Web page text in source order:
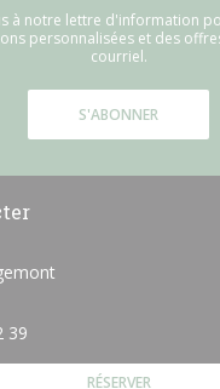
à notre lettre d'information
personnalisées et des
courriel.
S'ABONNER
39
RÉSERVER